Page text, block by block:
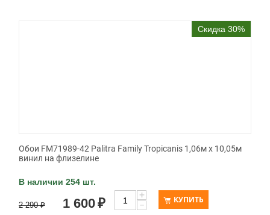
Скидка 30%
Обои FM71989-42 Palitra Family Tropicanis 1,06м х 10,05м
винил на флизелине
В наличии 254 шт.
2 290 ₽ 1 600₽
+
−
КУПИТЬ